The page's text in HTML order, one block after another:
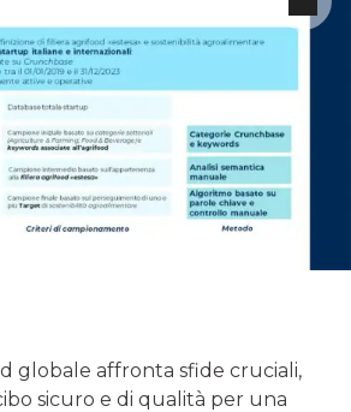
globale affronta sfide cruciali,
sicuro e di qualità per una